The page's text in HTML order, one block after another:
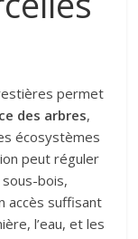
permet
des arbres,
écosystèmes
peut réguler
bois,
accès suffisant
l’eau, et les